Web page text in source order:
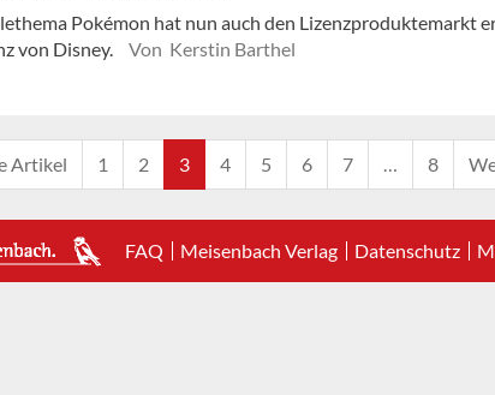
Pokémon hat nun auch den Lizenzproduktemarkt
von Disney.
Von Kerstin Barthel
Artikel 1 2 3 4 5 6 7 … 8
FAQ Meisenbach Verlag Datenschutz